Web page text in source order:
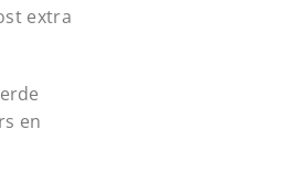
extra
en